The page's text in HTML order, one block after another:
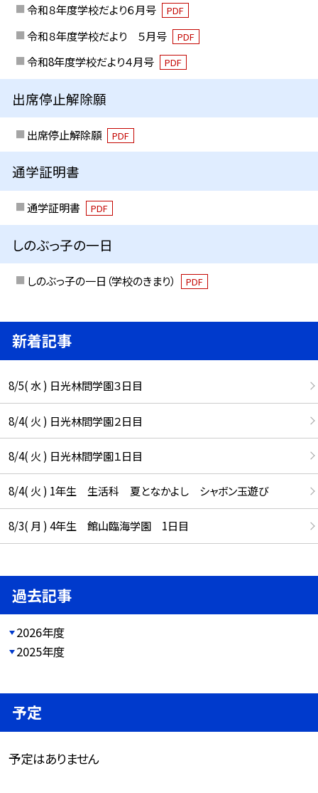
令和８年度学校だより６月号
PDF
令和８年度学校だより ５月号 PDF
令和8年度学校だより４月号 PDF
出席停止解除願
出席停止解除願 PDF
通学証明書
通学証明書 PDF
しのぶっ子の一日
しのぶっ子の一日（学校のきまり） PDF
新着記事
8/5( 水 ) 日光林間学園３日目
8/4( 火 ) 日光林間学園２日目
8/4( 火 ) 日光林間学園１日目
8/4( 火 ) 1年生 生活科 夏となかよし シャボン玉遊び
8/3( 月 ) 4年生 館山臨海学園 1日目
過去記事
2026年度
2025年度
予定
予定はありません